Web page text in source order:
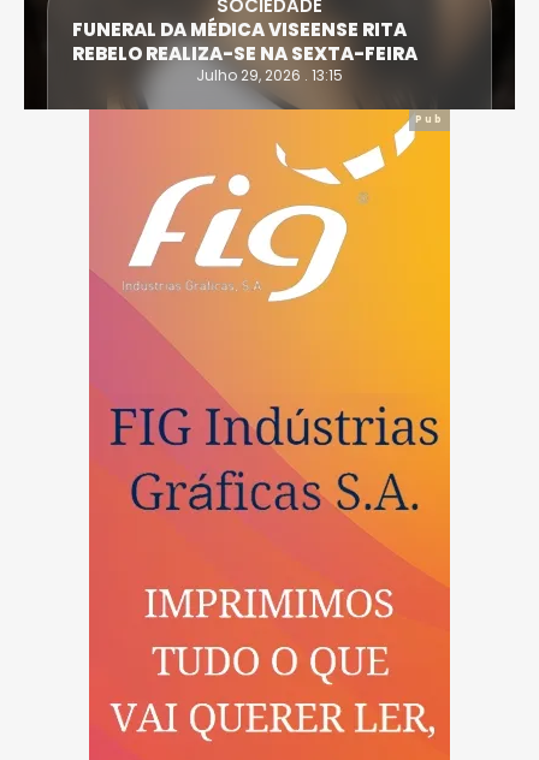
FUNERAL DA MÉDICA VISEENSE RITA
REBELO REALIZA-SE NA SEXTA-FEIRA
Julho 29, 2026 . 13:15
Pub